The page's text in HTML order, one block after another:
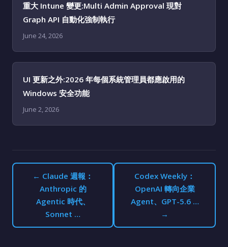
重大 Intune 變更:Multi Admin Approval 現對
Graph API 自動化強制執行
June 24, 2026
UI 更新之外:2026 年每個系統管理員都應啟用的
Windows 安全功能
June 2, 2026
← Claude 週報：
Anthropic 的
Agentic 時代、
Sonnet …
Codex Weekly：
OpenAI 轉向企業
Agent、GPT-5.6 …
→